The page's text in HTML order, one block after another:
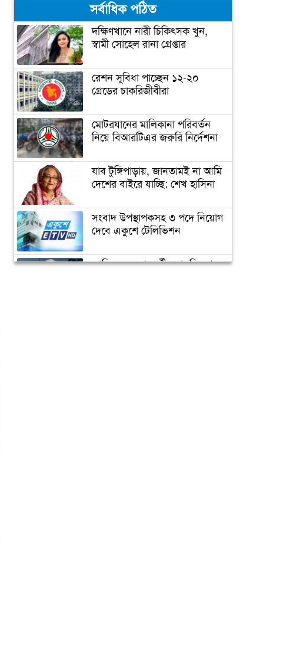
‘আপনি ক্রিকেটার, হিন্দুদের
ধর্মগুরু নন’
মাশরাফির ক্যারিয়ার শেষ!
ফিটনেসে সাকিবের সফলতার
রহস্য ফাঁস
সাকিবের জন্য বিগ ব্যাশের দরজা
বন্ধ
অবশেষে ক্ষমা প্রার্থনা করলেন
সর্বাধিক পঠিত
দক্ষিণখানে নারী চিকিৎসক খুন,
স্বামী সোহেল রানা গ্রেপ্তার
রেশন সুবিধা পাচ্ছেন ১২-২০
গ্রেডের চাকরিজীবীরা
মোটরযানের মালিকানা পরিবর্তন
নিয়ে বিআরটিএর জরুরি নির্দেশনা
যাব টুঙ্গিপাড়ায়, জানতামই না আমি
দেশের বাইরে যাচ্ছি: শেখ হাসিনা
সংবাদ উপস্থাপকসহ ৩ পদে নিয়োগ
দেবে একুশে টেলিভিশন
জাতিসংঘের পরবর্তী মহাসচিব পদে